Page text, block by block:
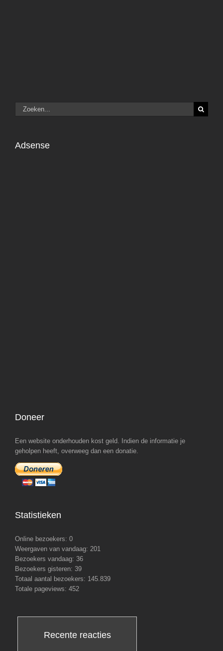
Zoeken
naar:
Adsense
Doneer
Een website onderhouden kost geld. Indien de informatie je
geholpen heeft, overweeg dan een donatie.
Statistieken
Online bezoekers: 0
Weergaven van vandaag: 201
Bezoekers vandaag: 36
Bezoekers gisteren: 39
Totaal aantal bezoekers: 145.839
Totale pageviews: 452
Recente reacties